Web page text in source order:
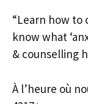
“Learn how to
know what
& counselling
À l’heure où